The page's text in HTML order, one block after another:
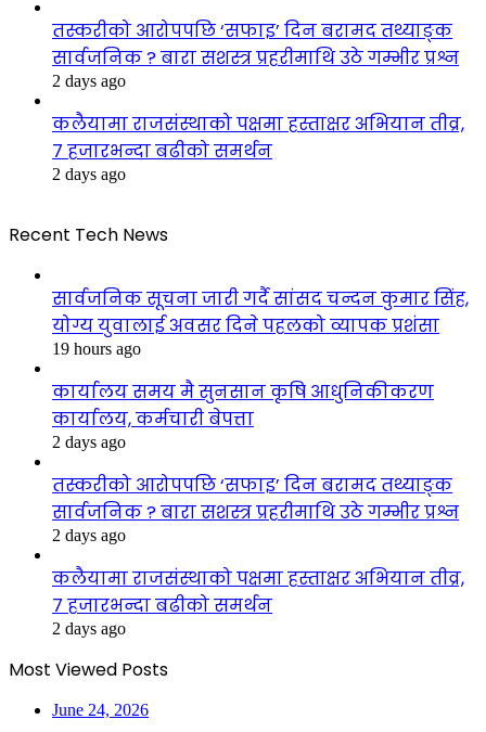
तस्करीको आरोपपछि ‘सफाइ’ दिन बरामद तथ्याङ्क
सार्वजनिक ? बारा सशस्त्र प्रहरीमाथि उठे गम्भीर प्रश्न
2 days ago
कलैयामा राजसंस्थाको पक्षमा हस्ताक्षर अभियान तीव्र,
७ हजारभन्दा बढीको समर्थन
2 days ago
Recent Tech News
सार्वजनिक सूचना जारी गर्दै सांसद चन्दन कुमार सिंह,
योग्य युवालाई अवसर दिने पहलको व्यापक प्रशंसा
19 hours ago
कार्यालय समय मै सुनसान कृषि आधुनिकीकरण
कार्यालय, कर्मचारी बेपत्ता
2 days ago
तस्करीको आरोपपछि ‘सफाइ’ दिन बरामद तथ्याङ्क
सार्वजनिक ? बारा सशस्त्र प्रहरीमाथि उठे गम्भीर प्रश्न
2 days ago
कलैयामा राजसंस्थाको पक्षमा हस्ताक्षर अभियान तीव्र,
७ हजारभन्दा बढीको समर्थन
2 days ago
Most Viewed Posts
June 24, 2026